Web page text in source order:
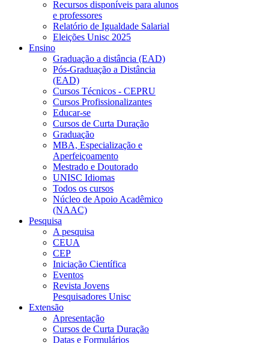
Recursos disponíveis para alunos
e professores
Relatório de Igualdade Salarial
Eleições Unisc 2025
Ensino
Graduação a distância (EAD)
Pós-Graduação a Distância
(EAD)
Cursos Técnicos - CEPRU
Cursos Profissionalizantes
Educar-se
Cursos de Curta Duração
Graduação
MBA, Especialização e
Aperfeiçoamento
Mestrado e Doutorado
UNISC Idiomas
Todos os cursos
Núcleo de Apoio Acadêmico
(NAAC)
Pesquisa
A pesquisa
CEUA
CEP
Iniciação Científica
Eventos
Revista Jovens
Pesquisadores Unisc
Extensão
Apresentação
Cursos de Curta Duração
Datas e Formulários